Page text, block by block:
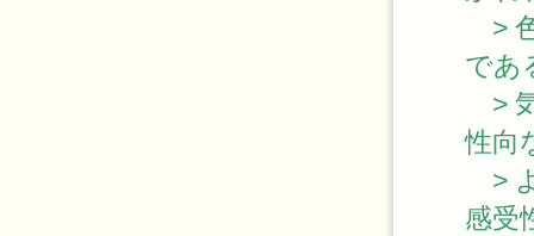
>
であ
>
性向
>
感受